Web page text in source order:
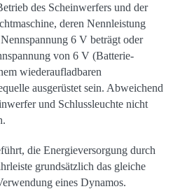
des Scheinwerfers und der
deren Nennleistung
6 V beträgt oder
von 6 V (Batterie-
wiederaufladbaren
ausgerüstet sein. Abweichend
und Schlussleuchte nicht
die Energieversorgung durch
grundsätzlich das gleiche
eines Dynamos.